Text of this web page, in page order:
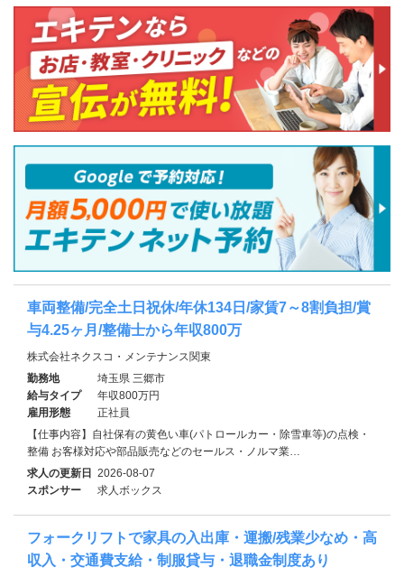
車両整備/完全土日祝休/年休134日/家賃7～8割負担/賞
与4.25ヶ月/整備士から年収800万
株式会社ネクスコ・メンテナンス関東
勤務地
埼玉県 三郷市
給与タイプ
年収800万円
雇用形態
正社員
【仕事内容】自社保有の黄色い車(パトロールカー・除雪車等)の点検・
整備 お客様対応や部品販売などのセールス・ノルマ業…
求人の更新日 2026-08-07
スポンサー
求人ボックス
フォークリフトで家具の入出庫・運搬/残業少なめ・高
収入・交通費支給・制服貸与・退職金制度あり